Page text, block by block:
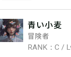
青い小麦
冒険者
RANK：C /